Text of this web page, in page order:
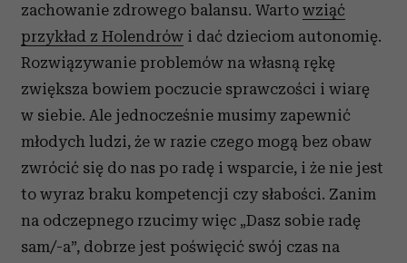
zachowanie zdrowego balansu. Warto wziąć
przykład z Holendrów i dać dzieciom autonomię.
Rozwiązywanie problemów na własną rękę
zwiększa bowiem poczucie sprawczości i wiarę
w siebie. Ale jednocześnie musimy zapewnić
młodych ludzi, że w razie czego mogą bez obaw
zwrócić się do nas po radę i wsparcie, i że nie jest
to wyraz braku kompetencji czy słabości. Zanim
na odczepnego rzucimy więc „Dasz sobie radę
sam/-a”, dobrze jest poświęcić swój czas na